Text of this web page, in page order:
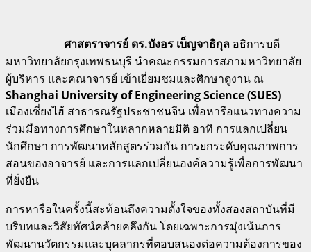
ศาสตราจารย์ ดร.บังอร เบ็ญจาธิกุล อธิการบดี
มหาวิทยาลัยกรุงเทพธนบุรี นำคณะกรรมการสภามหาวิทยาลัย
ผู้บริหาร และคณาจารย์ เข้าเยี่ยมชมและศึกษาดูงาน ณ
Shanghai University of Engineering Science (SUES)
เมืองเซี่ยงไฮ้ สาธารณรัฐประชาชนจีน เพื่อหารือแนวทางความ
ร่วมมือทางการศึกษาในหลากหลายมิติ อาทิ การแลกเปลี่ยน
นักศึกษา การพัฒนาหลักสูตรร่วมกัน การยกระดับคุณภาพการ
สอนของอาจารย์ และการแลกเปลี่ยนองค์ความรู้เพื่อการพัฒนา
ที่ยั่งยืน
การหารือในครั้งนี้สะท้อนถึงความตั้งใจของทั้งสองสถาบันที่มี
บริบทและวิสัยทัศน์คล้ายคลึงกัน โดยเฉพาะการมุ่งเน้นการ
พัฒนานวัตกรรมและบุคลากรที่ตอบสนองต่อความต้องการของ